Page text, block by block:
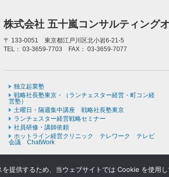
株式会社 五十嵐コンサルティング
〒 133-0051 東京都江戸川区北小岩6-21-5
TEL： 03-3659-7703 FAX： 03-3659-7077
独立起業塾
戦略社長塾東京・（ランチェスター経営・町コン経
営塾）
土曜日・隔週集中講座 戦略社長塾東京
ランチェスター経営戦略セミナー
社員研修・講師依頼
ホットライン経営クリニック テレワーク テレビ
会議 ChatWork
Copyright © ラン
を提供するため、当ウェブサイトでは Cookie を使用